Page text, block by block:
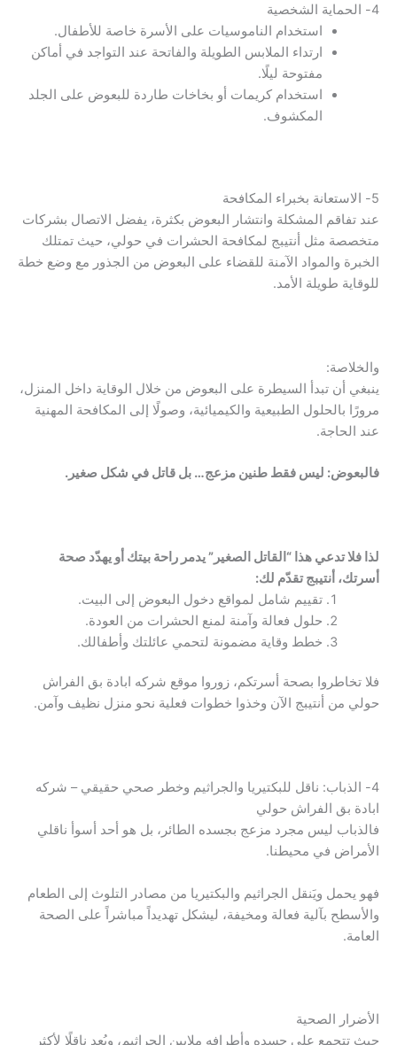
4- الحماية الشخصية
استخدام الناموسيات على الأسرة خاصة للأطفال.
ارتداء الملابس الطويلة والفاتحة عند التواجد في أماكن
مفتوحة ليلًا.
استخدام كريمات أو بخاخات طاردة للبعوض على الجلد
المكشوف.
5- الاستعانة بخبراء المكافحة
عند تفاقم المشكلة وانتشار البعوض بكثرة، يفضل الاتصال بشركات
متخصصة مثل أنتيبج لمكافحة الحشرات في حولي، حيث تمتلك
الخبرة والمواد الآمنة للقضاء على البعوض من الجذور مع وضع خطة
للوقاية طويلة الأمد.
والخلاصة:
ينبغي أن تبدأ السيطرة على البعوض من خلال الوقاية داخل المنزل،
مرورًا بالحلول الطبيعية والكيميائية، وصولًا إلى المكافحة المهنية
عند الحاجة.
فالبعوض: ليس فقط طنين مزعج… بل قاتل في شكل صغير.
لذا فلا تدعي هذا “القاتل الصغير” يدمر راحة بيتك أو يهدّد صحة
أسرتك، أنتيبج تقدّم لك:
تقييم شامل لمواقع دخول البعوض إلى البيت.
حلول فعالة وآمنة لمنع الحشرات من العودة.
خطط وقاية مضمونة لتحمي عائلتك وأطفالك.
فلا تخاطروا بصحة أسرتكم، زوروا موقع شركه ابادة بق الفراش
حولي من أنتيبج الآن وخذوا خطوات فعلية نحو منزل نظيف وآمن.
4- الذباب: ناقل للبكتيريا والجراثيم وخطر صحي حقيقي – شركه
ابادة بق الفراش حولي
فالذباب ليس مجرد مزعج بجسده الطائر، بل هو أحد أسوأ ناقلي
الأمراض في محيطنا.
فهو يحمل ويَنقل الجراثيم والبكتيريا من مصادر التلوث إلى الطعام
والأسطح بآلية فعالة ومخيفة، ليشكل تهديداً مباشراً على الصحة
العامة.
الأضرار الصحية
حيث تتجمع على جسده وأطرافه ملايين الجراثيم، ويُعد ناقلًا لأكثر